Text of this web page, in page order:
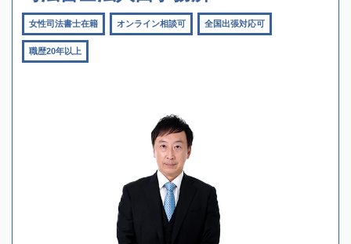
女性司法書士在籍 オンライン相談可 全国出張対応可
職歴20年以上